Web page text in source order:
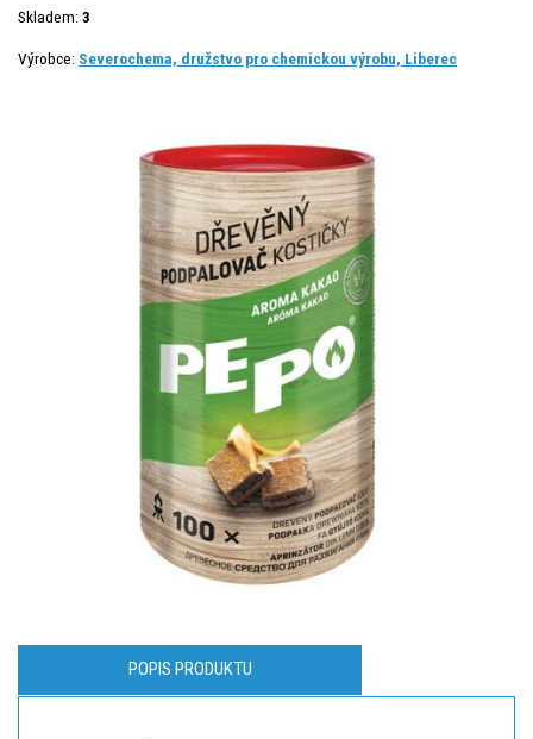
Skladem: 3
Výrobce: Severochema, družstvo pro chemickou výrobu, Liberec
POPIS PRODUKTU